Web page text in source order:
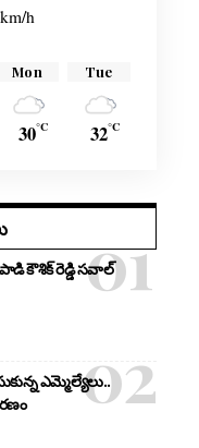
h
Mon
30°C
Tue
32°C
కౌశిక్ రెడ్డి సవాల్
ఎమ్మెల్యేలు..